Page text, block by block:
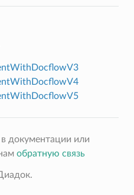
документации или
обратную связь